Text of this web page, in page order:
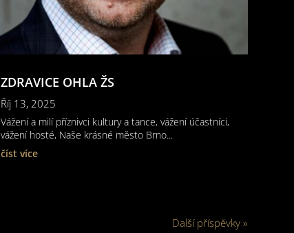
ZDRAVICE OHLA ŽS
Říj 13, 2025
Vážení a milí příznivci kultury a tance, vážení účastníci,
vážení hosté, Naše krásné město Brno...
číst více
Další příspěvky »